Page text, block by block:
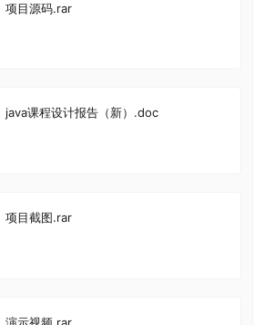
项目源码.rar
java课程设计报告（新）.doc
项目截图.rar
演示视频.rar